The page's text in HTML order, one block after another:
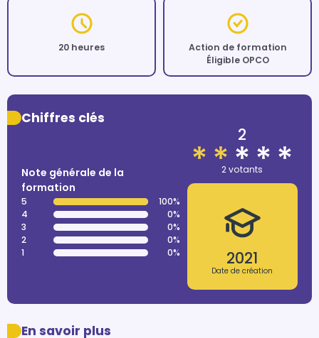
20 heures
Action de formation
Éligible OPCO
Chiffres clés
Note générale de la
formation
5
100%
4
0%
3
0%
2
0%
1
0%
2
2 votants
2021
Date de création
En savoir plus